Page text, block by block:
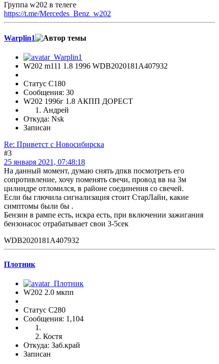
Группа w202 в телеге
https://t.me/Mercedes_Benz_w202
Warplin1
W202 m111 1.8 1996 WDB2020181A407932
Статус C180
Сообщения: 30
W202 1996г 1.8 АКПП ДОРЕСТ
Андрей
Откуда: Nsk
Записан
Re: Приветст с Новосибирска
#3
25 января 2021, 07:48:18
На данный момент, думаю снять дпкв посмотреть его
сопротивление, хочу поменять свечи, провод вв на 3м
цилиндре отломился, в районе соединения со свечей.
Если бы глючила сигнализация стоит СтарЛайн, какие
симптомы были бы .
Бензин в рампе есть, искра есть, при включении зажигания
бензонасос отрабатывает свои 3-5сек
WDB2020181A407932
Плотник
W202 2.0 мкпп
Статус C280
Сообщения: 1,104
Костя
Откуда: Заб.край
Записан